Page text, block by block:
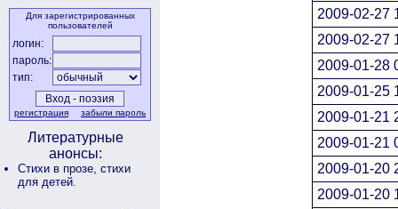
Для зарегистрированных
пользователей
логин:
пароль:
тип:
регистрация забыли пароль
Литературные
анонсы:
Стихи в прозе, стихи
для детей.
2009-02-27
2009-02-27
2009-01-28
2009-01-25
2009-01-21
2009-01-21
2009-01-20
2009-01-20